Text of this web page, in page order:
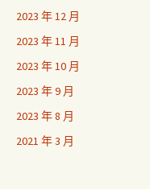
2023 年 12 月
2023 年 11 月
2023 年 10 月
2023 年 9 月
2023 年 8 月
2021 年 3 月